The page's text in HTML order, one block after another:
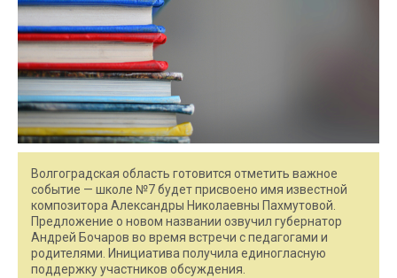
Волгоградская область готовится отметить важное
событие — школе №7 будет присвоено имя известной
композитора Александры Николаевны Пахмутовой.
Предложение о новом названии озвучил губернатор
Андрей Бочаров во время встречи с педагогами и
родителями. Инициатива получила единогласную
поддержку участников обсуждения.